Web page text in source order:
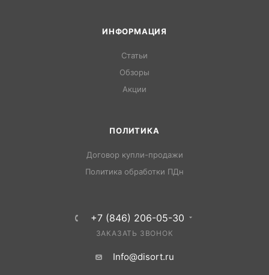
ИНФОРМАЦИЯ
Статьи
Обзоры
Акции
ПОЛИТИКА
Договор купли-продажи
Политика обработки ПДн
+7 (846) 206-05-30
ЗАКАЗАТЬ ЗВОНОК
Info@disort.ru